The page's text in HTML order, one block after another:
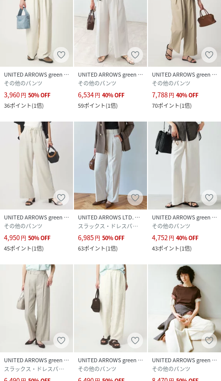
店舗へお問い合わせの際は、全国のgreenlabelrelaxing各
店舗まで下記の品名/品番をお申し付けください。
品名：CBﾄﾞﾗｲP2TKWIDEWH
品番：35141000032
身長166B78W56H80着用サイズ：M(38)
性別タイプ レディース
原産国 ベトナム製
素材
表生地；ポリエステル100％ 裏生地；ポリエス
テル62％ 複合繊維(ポリエステル)38％
サイズ
XS-S(SHORT-36)、S(36)、M(38)、M-L(TALL-
38)、L(40)
クリーニング 洗濯機洗い可
品番
RY4628_35141000032
(35141000032-01-05 RY4628)
UNITED ARROWS green label relaxing
その他のパンツ
3,960円 50%OFF
36ポイント(1倍)
UNITED ARROWS green label relaxing
その他のパンツ
6,534円 40%OFF
59ポイント(1倍)
UNITED ARROWS green label relaxing
その他のパンツ
7,788円 40%OFF
70ポイント(1倍)
UNITED ARROWS green label relaxing
その他のパンツ
4,950円 50%OFF
45ポイント(1倍)
UNITED ARROWS LTD. OUTLET
スラックス・ドレスパンツ
6,985円 50%OFF
63ポイント(1倍)
UNITED ARROWS green label relaxing
その他のパンツ
4,752円 40%OFF
43ポイント(1倍)
UNITED ARROWS green label relaxing
スラックス・ドレスパンツ
UNITED ARROWS green label relaxing
その他のパンツ
UNITED ARROWS green label relaxing
その他のパンツ